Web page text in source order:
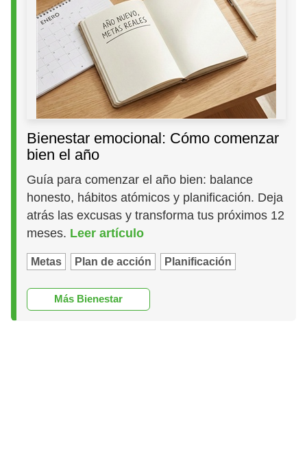
Bienestar emocional: Cómo comenzar
bien el año
Guía para comenzar el año bien: balance
honesto, hábitos atómicos y planificación. Deja
atrás las excusas y transforma tus próximos 12
meses. Leer artículo
Metas Plan de acción Planificación
Más Bienestar